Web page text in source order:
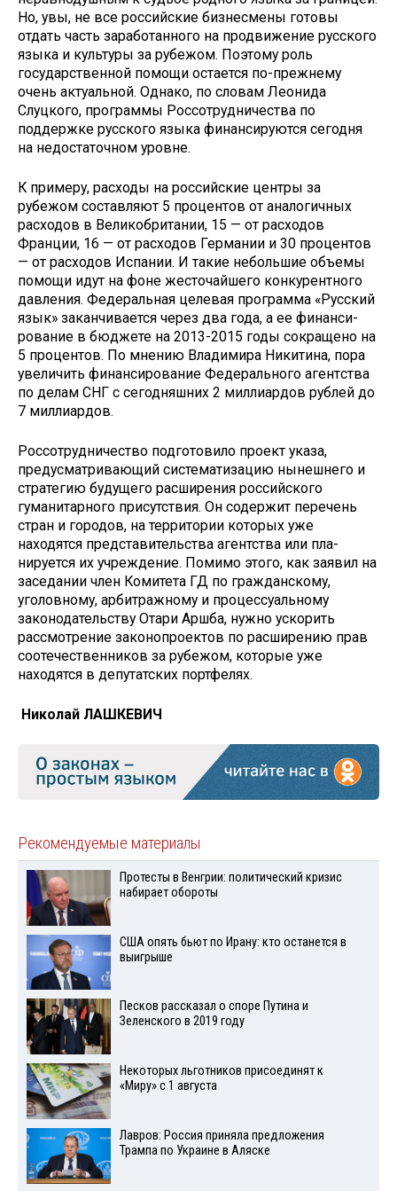
Но, увы, не все российские бизнесмены готовы
отдать часть заработанного на продви­жение русского
языка и культуры за рубежом. Поэтому роль
государствен­ной помощи остается по-прежнему
очень актуальной. Однако, по словам Леонида
Слуцкого, программы Россотрудничества по
поддержке русского языка финансируются сегодня
на не­достаточном уровне.
К примеру, расходы на российские центры за
рубежом составляют 5 про­центов от аналогичных
расходов в Великобритании, 15 — от расходов
Франции, 16 — от расходов Германии и 30 процентов
— от расходов Испании. И такие небольшие объемы
помощи идут на фоне жесточайшего конку­рентного
давления. Федеральная целе­вая программа «Русский
язык» закан­чивается через два года, а ее финанси­
рование в бюджете на 2013-2015 годы сокращено на
5 процентов. По мнению Владимира Никитина, пора
увеличить финансирование Федерального агент­ства
по делам СНГ с сегодняшних 2 миллиардов рублей до
7 миллиардов.
Россотрудничество подготовило проект указа,
предусматривающий систематизацию нынешнего и
стра­тегию будущего расширения россий­ского
гуманитарного присутствия. Он содержит перечень
стран и городов, на территории которых уже
находятся представительства агентства или пла­
нируется их учреждение. Помимо это­го, как заявил на
заседании член Ко­митета ГД по гражданскому,
уголовно­му, арбитражному и процессуальному
законодательству Отари Аршба, нуж­но ускорить
рассмотрение законопро­ектов по расширению прав
соотече­ственников за рубежом, которые уже
находятся в депутатских портфелях.
Николай ЛАШКЕВИЧ
Рекомендуемые материалы
Протесты в Венгрии: политический кризис
набирает обороты
США опять бьют по Ирану: кто останется в
выигрыше
Песков рассказал о споре Путина и
Зеленского в 2019 году
Некоторых льготников присоединят к
«Миру» с 1 августа
Лавров: Россия приняла предложения
Трампа по Украине в Аляске